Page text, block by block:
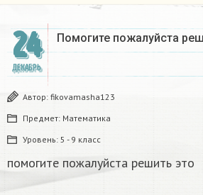
24
ДЕКАБРЬ
Помогите пожалуйста
Автор: fikovamasha123
Предмет: Математика
Уровень: 5 - 9 класс
помогите пожалуйста решить это